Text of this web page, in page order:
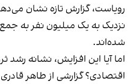
رویاست، گزارش تازه نشان
نزدیک به یک میلیون نفر به
شده‌اند.
اما آیا این افزایش، نشانه
اقتصادی؟ گزارشی از طاهر